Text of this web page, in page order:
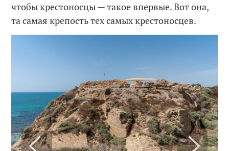
чтобы крестоносцы — такое впервые. Вот она,
та самая крепость тех самых крестоносцев.